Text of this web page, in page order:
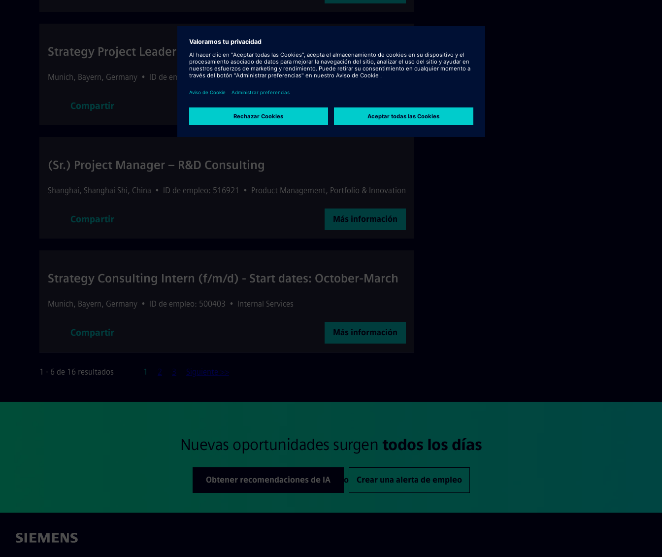
Strategy Project Leader @ Siemens Advanta, Consulting (f/m/d)
Munich, Bayern, Germany • ID de empleo: 454599 • Strategy
Compartir Más información
(Sr.) Project Manager – R&D Consulting
Shanghai, Shanghai Shi, China • ID de empleo: 516921 • Product Management, Portfolio & Innovation
Compartir Más información
Strategy Consulting Intern (f/m/d) - Start dates: October-March
Munich, Bayern, Germany • ID de empleo: 500403 • Internal Services
Compartir Más información
1 - 6 de 16 resultados Página
1 2 3 Siguiente >>
Nuevas oportunidades surgen todos los días
Obtener recomendaciones de IA o Crear una alerta de empleo